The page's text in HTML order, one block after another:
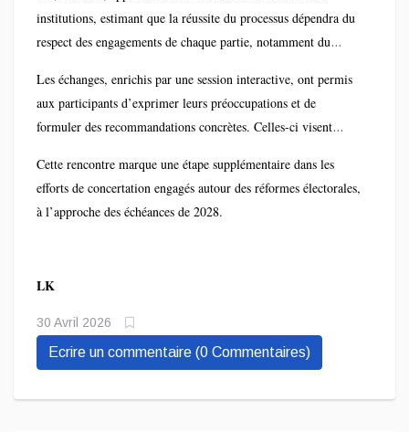
cap général du processus électoral. Publiée le 4 avril 2025, elle
demeure, a-t-il indiqué, le cadre de référence pour
l’organisation des scrutins, en dépit de certains retards
enregistrés.
institutions, estimant que la réussite du processus dépendra du
respect des engagements de chaque partie, notamment du
Les échanges, enrichis par une session interactive, ont permis
aux participants d’exprimer leurs préoccupations et de
formuler des recommandations concrètes. Celles-ci visent
crédibilité du cadre électoral en République démocratique du
Congo.
Cette rencontre marque une étape supplémentaire dans les
efforts de concertation engagés autour des réformes électorales,
à l’approche des échéances de 2028.
LK
30 Avril 2026
Ecrire un commentaire (0 Commentaires)